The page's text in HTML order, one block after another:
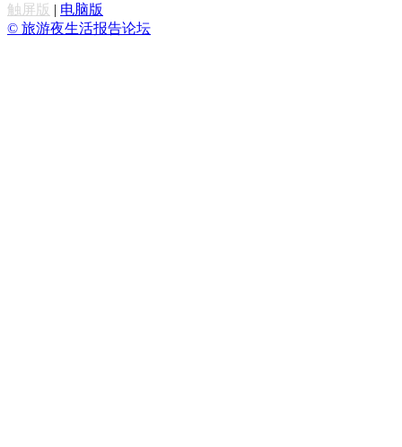
触屏版 | 电脑版
© 旅游夜生活报告论坛